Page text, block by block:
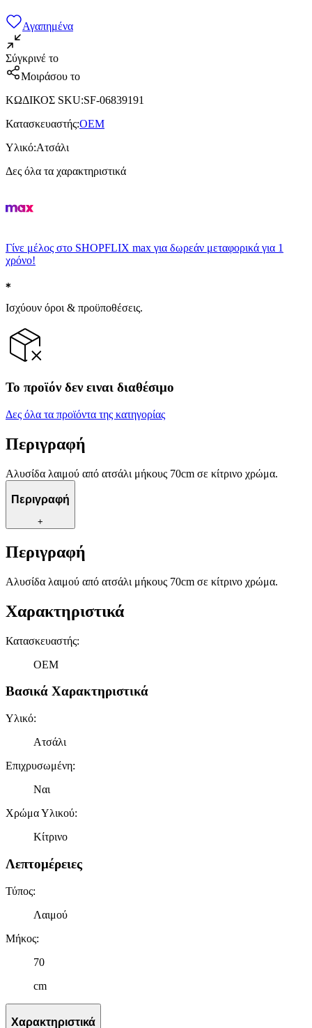
Αγαπημένα
Σύγκρινέ το
Μοιράσου το
ΚΩΔΙΚΟΣ SKU:SF-06839191
Κατασκευαστής:OEM
Υλικό:Ατσάλι
Δες όλα τα χαρακτηριστικά
Γίνε μέλος στο SHOPFLIX max για δωρεάν μεταφορικά για 1
χρόνο!
Ισχύουν όροι & προϋποθέσεις.
Το προϊόν δεν ειναι διαθέσιμο
Δες όλα τα προϊόντα της κατηγορίας
Περιγραφή
Αλυσίδα λαιμού από ατσάλι μήκους 70cm σε κίτρινο χρώμα.
Περιγραφή
+
Περιγραφή
Αλυσίδα λαιμού από ατσάλι μήκους 70cm σε κίτρινο χρώμα.
Χαρακτηριστικά
Κατασκευαστής:
OEM
Βασικά Χαρακτηριστικά
Υλικό:
Ατσάλι
Επιχρυσωμένη:
Ναι
Χρώμα Υλικού:
Κίτρινο
Λεπτομέρειες
Τύπος:
Λαιμού
Μήκος:
70
cm
Χαρακτηριστικά